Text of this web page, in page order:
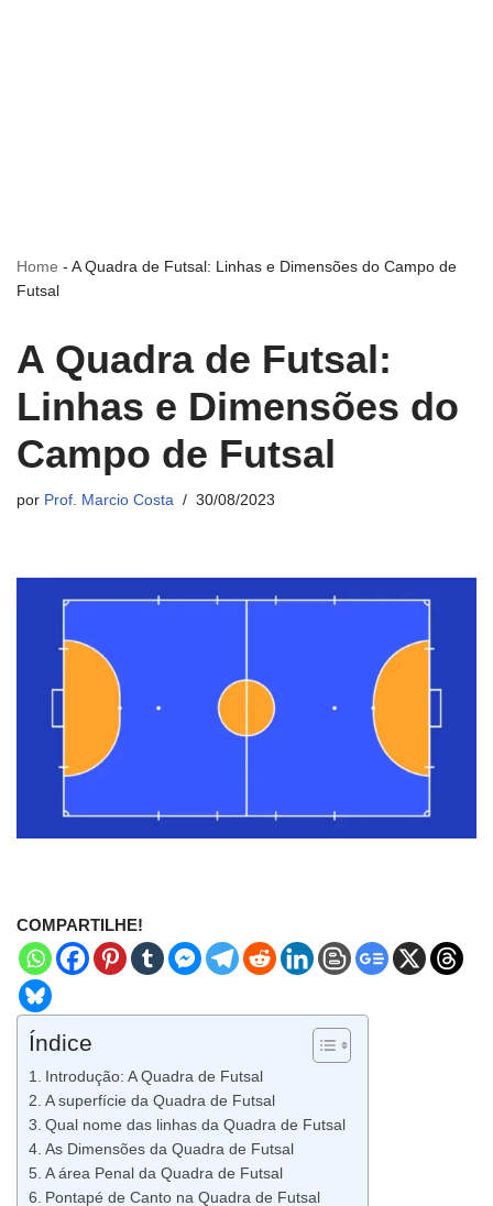
Home - A Quadra de Futsal: Linhas e Dimensões do Campo de
Futsal
A Quadra de Futsal:
Linhas e Dimensões do
Campo de Futsal
por Prof. Marcio Costa 30/08/2023
COMPARTILHE!
Índice
Introdução: A Quadra de Futsal
A superfície da Quadra de Futsal
Qual nome das linhas da Quadra de Futsal
As Dimensões da Quadra de Futsal
A área Penal da Quadra de Futsal
Pontapé de Canto na Quadra de Futsal